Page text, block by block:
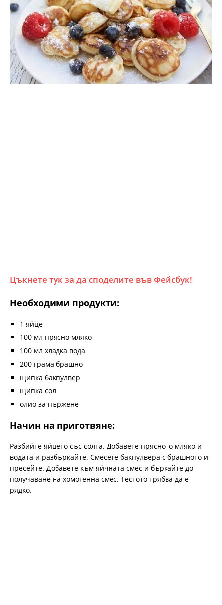
Цъкнете тук за да споделите във Фейсбук!
Необходими продукти:
1 яйце
100 мл прясно мляко
100 мл хладка вода
200 грама брашно
щипка бакпулвер
щипка сол
олио за пържене
Начин на приготвяне:
Разбийте яйцето със солта. Добавете прясното мляко и
водата и разбъркайте. Смесете бакпулвера с брашното и
пресейте. Добавете към яйчната смес и бъркайте до
получаване на хомогенна смес. Тестото трябва да е
рядко.